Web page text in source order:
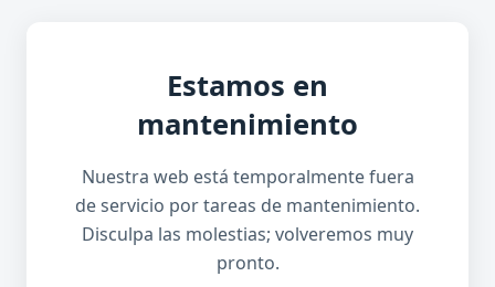
Estamos en
mantenimiento
Nuestra web está temporalmente fuera
de servicio por tareas de mantenimiento.
Disculpa las molestias; volveremos muy
pronto.